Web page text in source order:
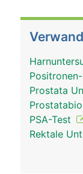
Prostata
PSA-Test
Rektale